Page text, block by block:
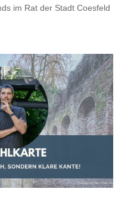
im Rat der Stadt Coesfeld